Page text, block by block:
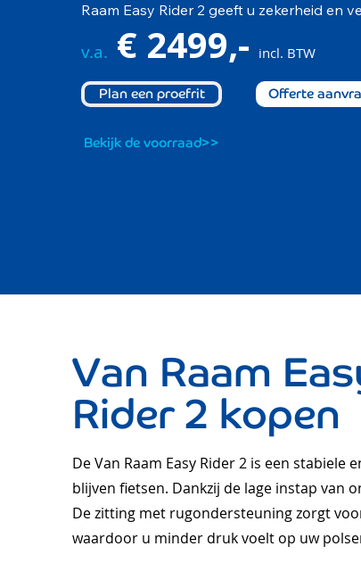
Raam Easy Rider 2 geeft u zekerheid en
v.a. € 2499,- incl. BTW
Plan een proefrit Offerte
Bekijk de voorraad>>
Van Raam
Rider 2 kopen
De Van Raam Easy Rider 2 is een
blijven fietsen. Dankzij de lage instap van
De zitting met rugondersteuning zorgt
waardoor u minder druk voelt op uw